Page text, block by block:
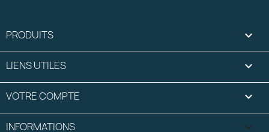
PRODUITS 
LIENS UTILES 
VOTRE COMPTE 
INFORMATIONS keyboard_arrow_down